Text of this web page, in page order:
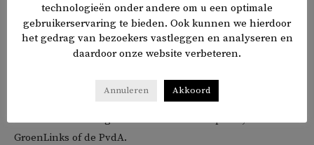
Beeld: Opiniehuis
Zwarte Nederlanders hebben meer interesse in de partij
de grote steden geeft 10 procent aan BIJ1 te stemmen;
onder Antilliaanse Nederlanders is dit 12 procent. Maar
GroenLinks of de PvdA.
technologieën onder andere om u een optimale
gebruikerservaring te bieden. Ook kunnen we hierdoor
het gedrag van bezoekers vastleggen en analyseren en
daardoor onze website verbeteren.
Annuleren Akkoord